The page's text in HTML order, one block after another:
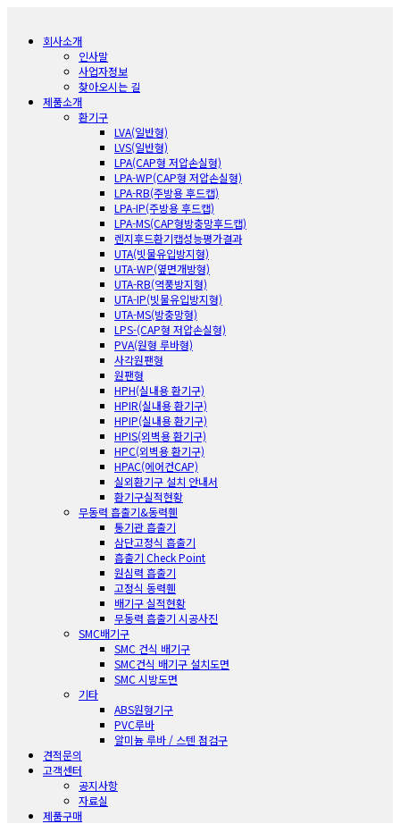
회사소개
인사말
사업자정보
찾아오시는 길
제품소개
환기구
LVA(일반형)
LVS(일반형)
LPA(CAP형 저압손실형)
LPA-WP(CAP형 저압손실형)
LPA-RB(주방용 후드캡)
LPA-IP(주방용 후드캡)
LPA-MS(CAP형방충망후드캡)
렌지후드환기캡성능평가결과
UTA(빗물유입방지형)
UTA-WP(옆면개방형)
UTA-RB(역풍방지형)
UTA-IP(빗물유입방지형)
UTA-MS(방충망형)
LPS-(CAP형 저압손실형)
PVA(원형 루바형)
사각원팬형
원팬형
HPH(실내용 환기구)
HPIR(실내용 환기구)
HPIP(실내용 환기구)
HPIS(외벽용 환기구)
HPC(외벽용 환기구)
HPAC(에어컨CAP)
실외환기구 설치 안내서
환기구실적현황
무동력 흡출기&동력휀
통기관 흡출기
삼단고정식 흡출기
흡출기 Check Point
원심력 흡출기
고정식 동력휀
배기구 실적현황
무동력 흡출기 시공사진
SMC배기구
SMC 건식 배기구
SMC건식 배기구 설치도면
SMC 시방도면
기타
ABS원형기구
PVC루바
알미늄 루바 / 스텐 점검구
견적문의
고객센터
공지사항
자료실
제품구매